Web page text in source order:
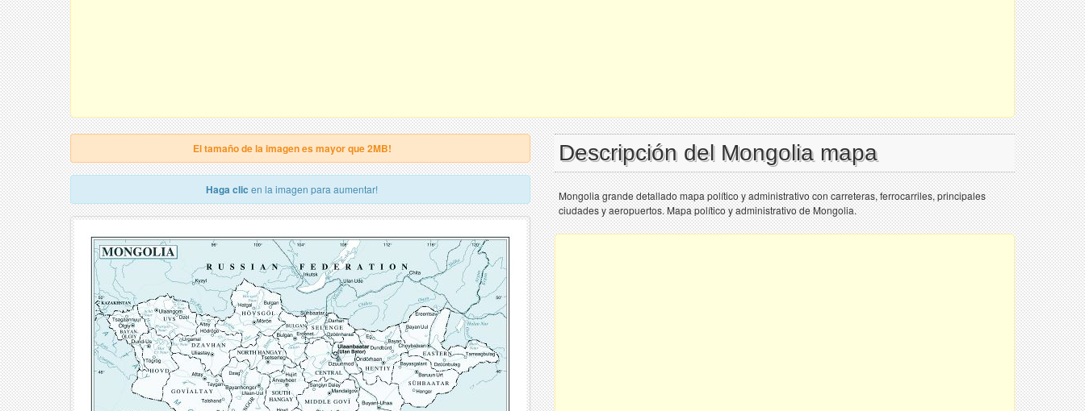
El tamaño de la imagen es mayor que 2MB!
Haga clic en la imagen para aumentar!
Descripción del Mongolia mapa
Mongolia grande detallado mapa político y administrativo con carreteras, ferrocarriles, principales
ciudades y aeropuertos. Mapa político y administrativo de Mongolia.